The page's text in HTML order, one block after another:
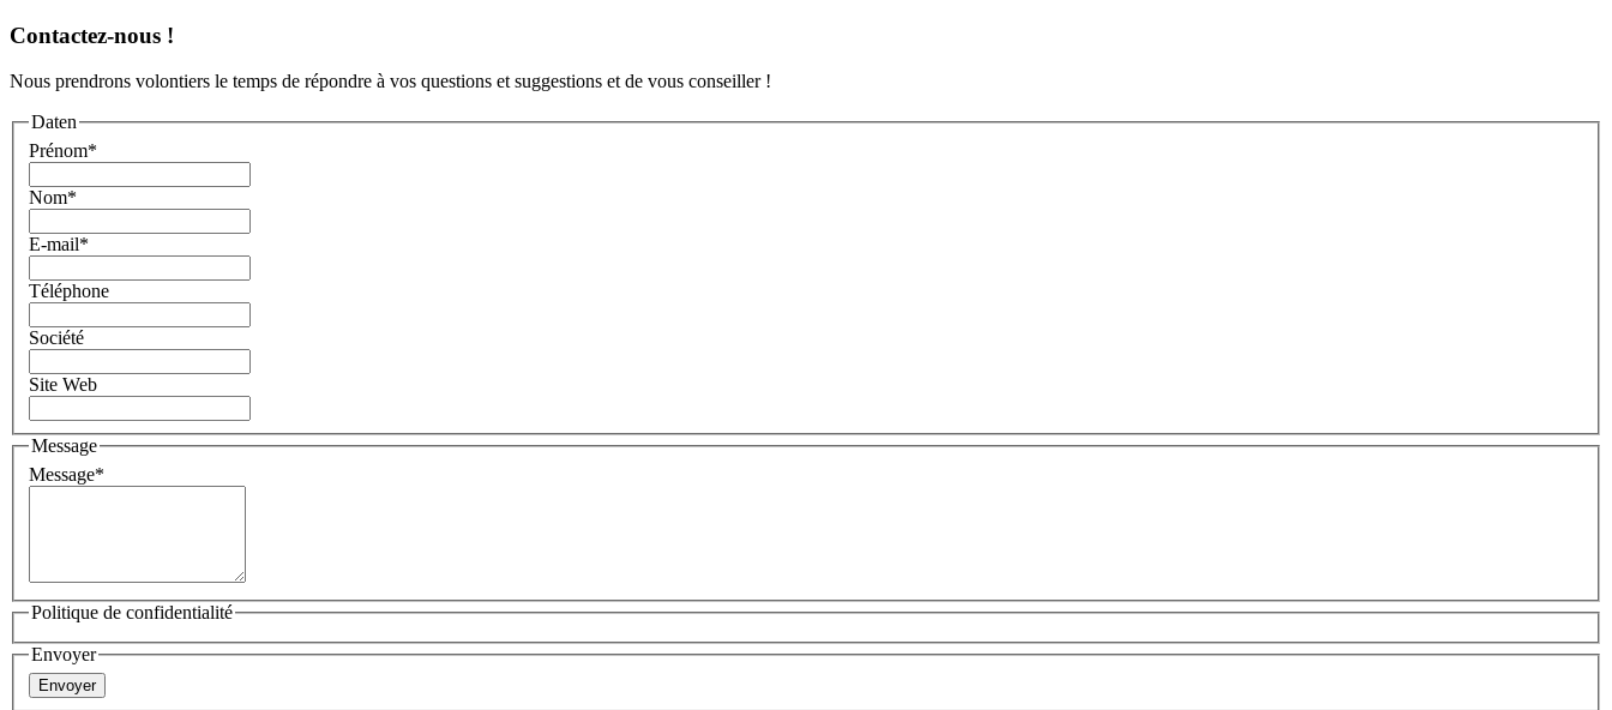
Contactez-nous !
Nous prendrons volontiers le temps de répondre à vos questions et suggestions et de vous conseiller !
Daten
Prénom*
Nom*
E-mail*
Téléphone
Société
Site Web
Message
Message*
Politique de confidentialité
Envoyer